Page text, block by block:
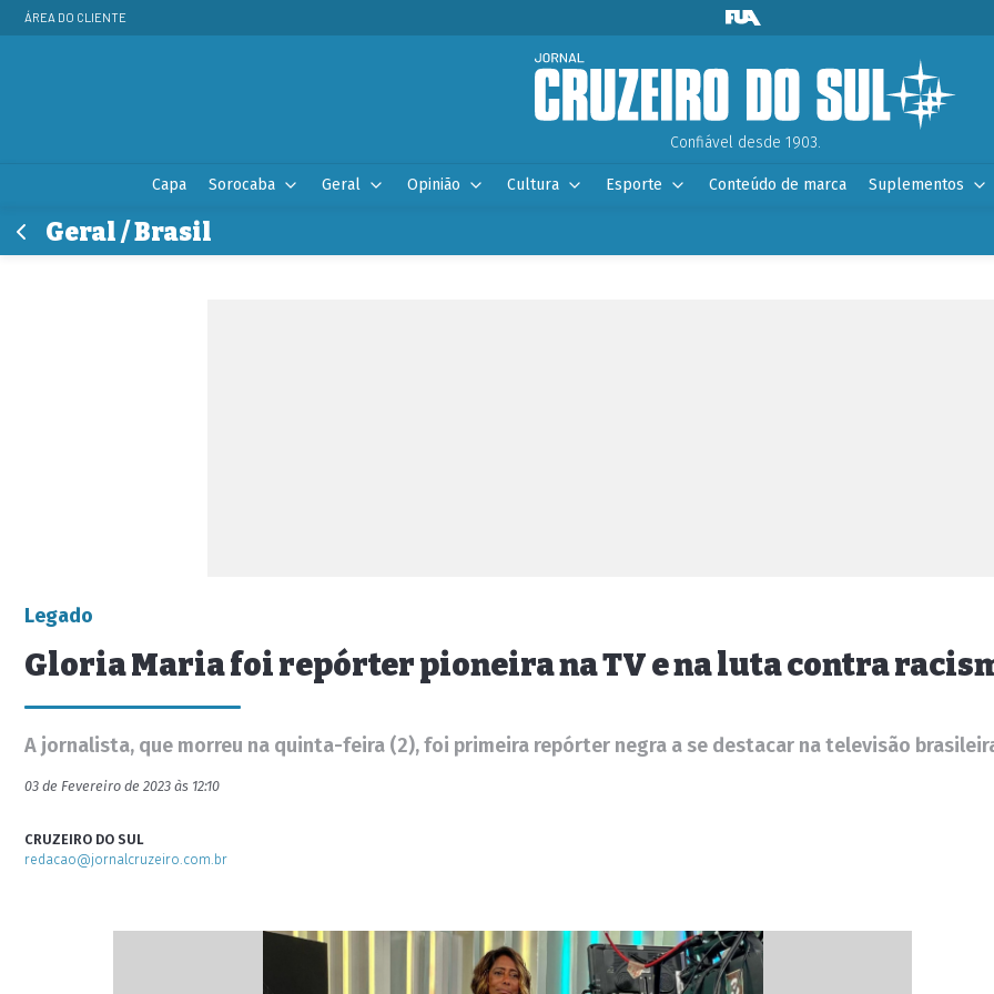
ÁREA DO CLIENTE
Confiável desde 1903.
Capa Sorocaba Geral Opinião Cultura Esporte Conteúdo de marca Suplementos
Geral / Brasil
Legado
Gloria Maria foi repórter pioneira na TV e na luta contra
A jornalista, que morreu na quinta-feira (2), foi primeira repórter negra a se destacar na televisão
03 de Fevereiro de 2023 às 12:10
CRUZEIRO DO SUL
redacao@jornalcruzeiro.com.br